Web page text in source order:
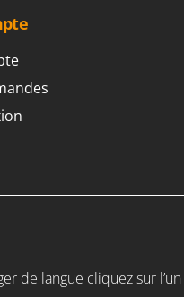
de langue cliquez sur